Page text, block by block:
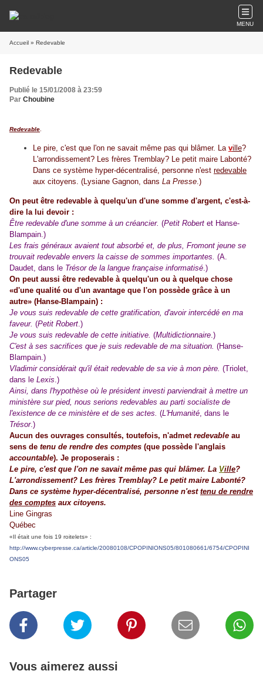
MENU
Accueil » Redevable
Redevable
Publié le 15/01/2008 à 23:59
Par Choubine
Redevable
Le pire, c'est que l'on ne savait même pas qui blâmer. La ville?
L'arrondissement? Les frères Tremblay? Le petit maire Labonté?
Dans ce système hyper-décentralisé, personne n'est redevable
aux citoyens. (Lysiane Gagnon, dans La Presse.)
On peut être redevable à quelqu'un d'une somme d'argent, c'est-à-
dire la lui devoir :
Être redevable d'une somme à un créancier. (Petit Robert et Hanse-
Blampain.)
Les frais généraux avaient tout absorbé et, de plus, Fromont jeune se
trouvait redevable envers la caisse de sommes importantes. (A.
Daudet, dans le Trésor de la langue française informatisé.)
On peut aussi être redevable à quelqu'un ou à quelque chose
«d'une qualité ou d'un avantage que l'on possède grâce à un
autre» (Hanse-Blampain) :
Je vous suis redevable de cette gratification, d'avoir intercédé en ma
faveur. (Petit Robert.)
Je vous suis redevable de cette initiative. (Multidictionnaire.)
C'est à ses sacrifices que je suis redevable de ma situation. (Hanse-
Blampain.)
Vladimir considérait qu'il était redevable de sa vie à mon père. (Triolet,
dans le Lexis.)
Ainsi, dans l'hypothèse où le président investi parviendrait à mettre un
ministère sur pied, nous serions redevables au parti socialiste de
l'existence de ce ministère et de ses actes. (L'Humanité, dans le
Trésor.)
Aucun des ouvrages consultés, toutefois, n'admet redevable au
sens de tenu de rendre des comptes (que possède l'anglais
accountable). Je proposerais :
Le pire, c'est que l'on ne savait même pas qui blâmer. La Ville?
L'arrondissement? Les frères Tremblay? Le petit maire Labonté?
Dans ce système hyper-décentralisé, personne n'est tenu de rendre
des comptes aux citoyens.
Line Gingras
Québec
«Il était une fois 19 roitelets» :
http://www.cyberpresse.ca/article/20080108/CPOPINIONS05/801080661/6754/CPOPINI
ONS05
Partager
Vous aimerez aussi